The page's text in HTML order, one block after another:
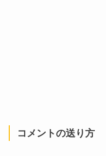
コメントの送り方